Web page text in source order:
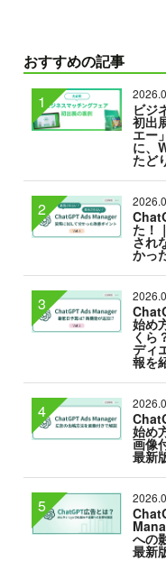
おすすめの記事
ビジ
初出
エー
に、
たど
た！
され
かっ
始め
くら
ディ
報を
始め
画像
最新
への
最新